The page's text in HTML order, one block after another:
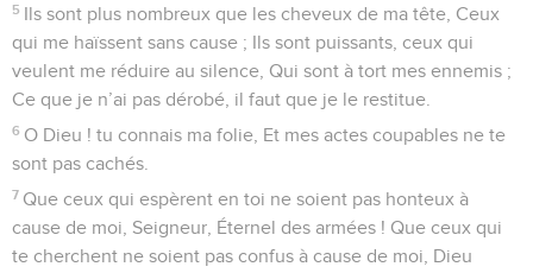
5 Ils sont plus nombreux que les cheveux de ma tête, Ceux
qui me haïssent sans cause ; Ils sont puissants, ceux qui
veulent me réduire au silence, Qui sont à tort mes ennemis ;
Ce que je n’ai pas dérobé, il faut que je le restitue.
6 O Dieu ! tu connais ma folie, Et mes actes coupables ne te
sont pas cachés.
7 Que ceux qui espèrent en toi ne soient pas honteux à
cause de moi, Seigneur, Éternel des armées ! Que ceux qui
te cherchent ne soient pas confus à cause de moi, Dieu